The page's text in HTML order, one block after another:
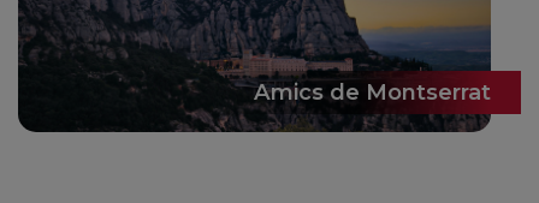
Amics de Montserrat